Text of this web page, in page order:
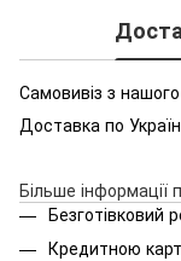
Самовивіз з
Доставка по
Більше інформації
Безготівковий
Кредитною